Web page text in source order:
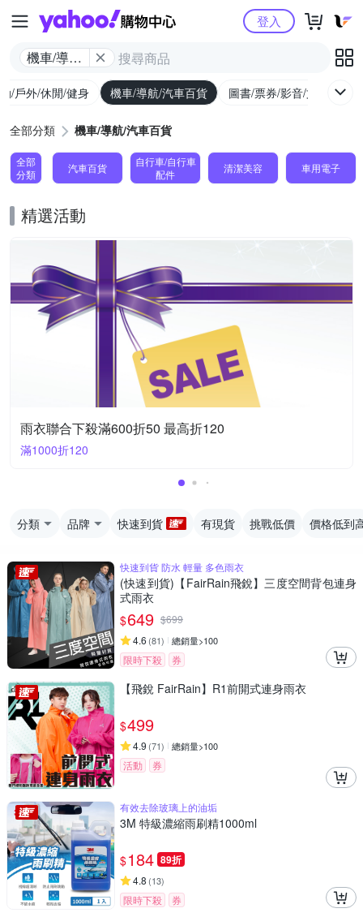
Yahoo購物中心
機車/導航/
登入
/戶外/休閒/健身 機車/導航/汽車百貨 圖書/票券/影音/文具
全部分類 機車/導航/汽車百貨
全部
分類
汽車百貨
自行車/自行車
配件
清潔美容 車用電子
精選活動
雨衣聯合下殺滿600折50 最高折120
滿1000折120
分類 品牌 快速到貨 有現貨 挑戰低價 價格低到
快速到貨 防水 輕量 多色雨衣
(快速到貨)【FairRain飛銳】三度空間背包連身
式雨衣
$649 $699
4.6 (81) 總銷量>100
限時下殺 券
【飛銳 FairRain】R1前開式連身雨衣
$499
4.9 (71) 總銷量>100
活動 券
有效去除玻璃上的油垢
3M 特級濃縮雨刷精1000ml
$184 89折
4.8 (13)
限時下殺 券